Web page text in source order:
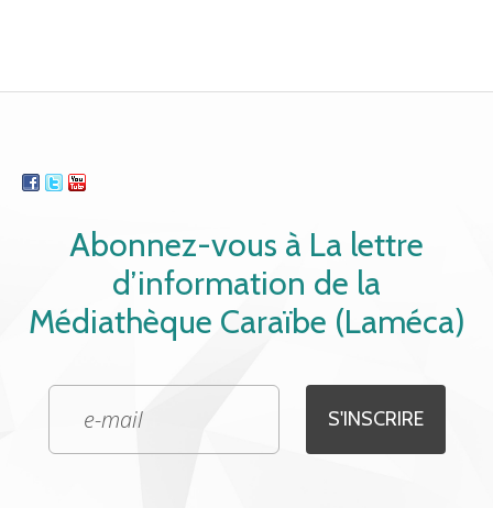
Abonnez-vous à La lettre
d’information de la
Médiathèque Caraïbe (Laméca)